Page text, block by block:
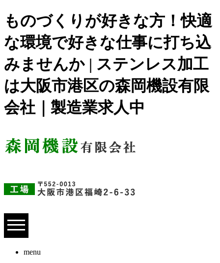
ものづくりが好きな方！快適
な環境で好きな仕事に打ち込
みませんか | ステンレス加工
は大阪市港区の森岡機設有限
会社｜製造業求人中
menu